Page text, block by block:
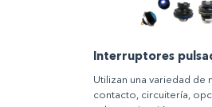
Interruptores
Utilizan una variedad de
contacto, circuitería,